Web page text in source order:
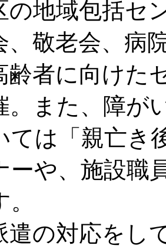
の地域包括セ
、敬老会、病
齢者に向けた
。また、障が
ては「親亡き
ーや、施設職
遣の対応をし